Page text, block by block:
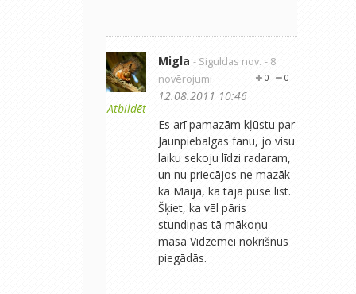
Atbildēt
Migla - Siguldas nov. - 8
novērojumi
0
0
12.08.2011 10:46
Es arī pamazām kļūstu par
Jaunpiebalgas fanu, jo visu
laiku sekoju līdzi radaram,
un nu priecājos ne mazāk
kā Maija, ka tajā pusē līst.
Šķiet, ka vēl pāris
stundiņas tā mākoņu
masa Vidzemei nokrišnus
piegādās.